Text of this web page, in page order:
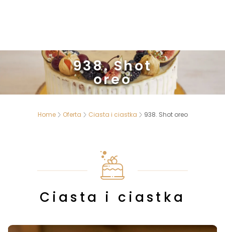
938. Shot
oreo
Home Oferta Ciasta i ciastka 938. Shot oreo
Ciasta i ciastka